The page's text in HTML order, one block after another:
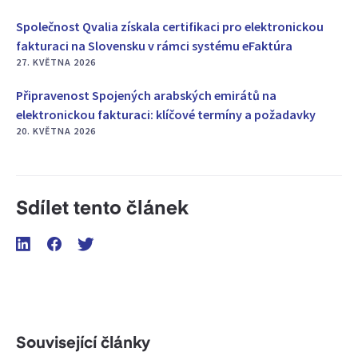
Společnost Qvalia získala certifikaci pro elektronickou
fakturaci na Slovensku v rámci systému eFaktúra
27. KVĚTNA 2026
Připravenost Spojených arabských emirátů na
elektronickou fakturaci: klíčové termíny a požadavky
20. KVĚTNA 2026
Sdílet tento článek
Související články